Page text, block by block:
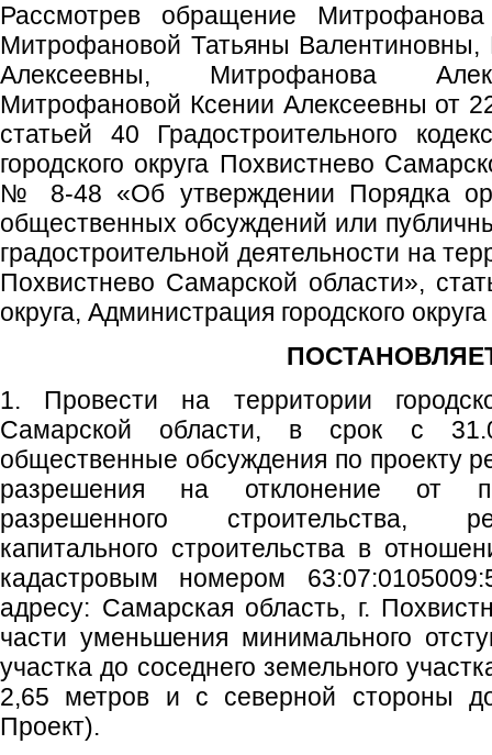
Рассмотрев обращение Митрофанова
Митрофановой Татьяны
Алексеевны, Митрофанова
Митрофановой Ксении Алексеевны от
статьей 40 Градостроительного
городского округа Похвистнево
№ 8-48 «Об утверждении Порядка
общественных обсуждений или
градостроительной деятельности на
Похвистнево Самарской области»,
округа, Администрация городского
1. Провести на территории
Самарской области, в срок с
общественные обсуждения по проекту
разрешения на отклонение от
разрешенного строительства,
капитального строительства в
кадастровым номером
адресу: Самарская область, г.
части уменьшения минимального
участка до соседнего земельного
2,65 метров и с северной стороны
Проект).